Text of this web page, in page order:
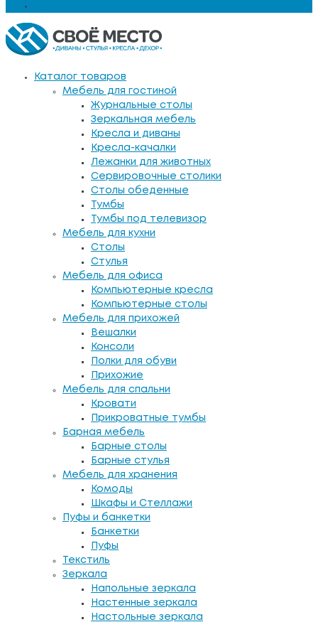
Каталог товаров
Мебель для гостиной
Журнальные столы
Зеркальная мебель
Кресла и диваны
Кресла-качалки
Лежанки для животных
Сервировочные столики
Столы обеденные
Тумбы
Тумбы под телевизор
Мебель для кухни
Столы
Стулья
Мебель для офиса
Компьютерные кресла
Компьютерные столы
Мебель для прихожей
Вешалки
Консоли
Полки для обуви
Прихожие
Мебель для спальни
Кровати
Прикроватные тумбы
Барная мебель
Барные столы
Барные стулья
Мебель для хранения
Комоды
Шкафы и Стеллажи
Пуфы и банкетки
Банкетки
Пуфы
Текстиль
Зеркала
Напольные зеркала
Настенные зеркала
Настольные зеркала